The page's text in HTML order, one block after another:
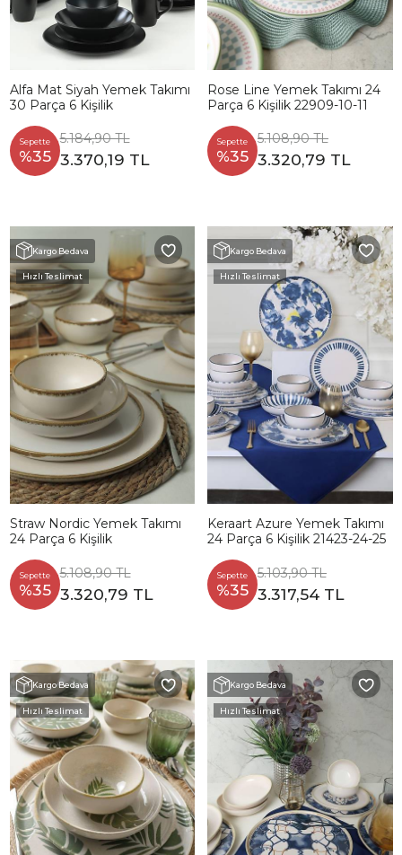
Alfa Mat Siyah Yemek Takımı
30 Parça 6 Kişilik
Sepette
%35
5.184,90 TL
3.370,19 TL
Rose Line Yemek Takımı 24
Parça 6 Kişilik 22909-10-11
Sepette
%35
5.108,90 TL
3.320,79 TL
Kargo Bedava
Hızlı Teslimat
Straw Nordic Yemek Takımı
24 Parça 6 Kişilik
Sepette
%35
5.108,90 TL
3.320,79 TL
Kargo Bedava
Hızlı Teslimat
Keraart Azure Yemek Takımı
24 Parça 6 Kişilik 21423-24-25
Sepette
%35
5.103,90 TL
3.317,54 TL
Kargo Bedava
Hızlı Teslimat
Kargo Bedava
Hızlı Teslimat